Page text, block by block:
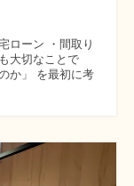
ローン ・間取り
大切なことで
か」 を最初に考